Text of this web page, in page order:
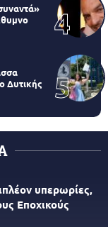
Δυτικής
υπερωρίες,
Εποχικούς